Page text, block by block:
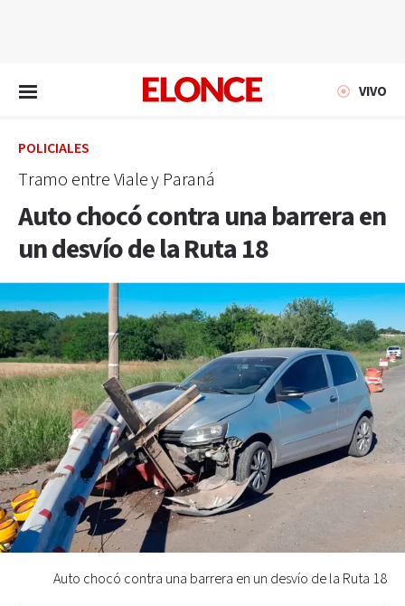
VIVO
POLICIALES
Tramo entre Viale y Paraná
Auto chocó contra una barrera en
un desvío de la Ruta 18
Auto chocó contra una barrera en un desvío de la Ruta 18